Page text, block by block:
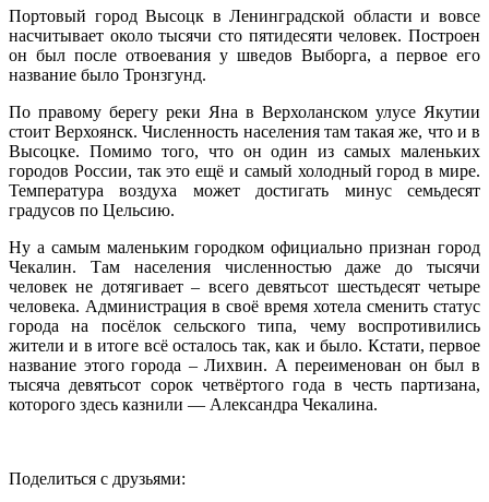
Портовый город Высоцк в Ленинградской области и вовсе
насчитывает около тысячи сто пятидесяти человек. Построен
он был после отвоевания у шведов Выборга, а первое его
название было Тронзгунд.
По правому берегу реки Яна в Верхоланском улусе Якутии
стоит Верхоянск. Численность населения там такая же, что и в
Высоцке. Помимо того, что он один из самых маленьких
городов России, так это ещё и самый холодный город в мире.
Температура воздуха может достигать минус семьдесят
градусов по Цельсию.
Ну а самым маленьким городком официально признан город
Чекалин. Там населения численностью даже до тысячи
человек не дотягивает – всего девятьсот шестьдесят четыре
человека. Администрация в своё время хотела сменить статус
города на посёлок сельского типа, чему воспротивились
жители и в итоге всё осталось так, как и было. Кстати, первое
название этого города – Лихвин. А переименован он был в
тысяча девятьсот сорок четвёртого года в честь партизана,
которого здесь казнили — Александра Чекалина.
Поделиться с друзьями: